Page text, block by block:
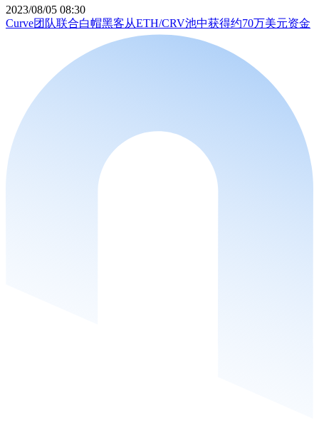
2023/08/05 08:30
Curve团队联合白帽黑客从ETH/CRV池中获得约70万美元资金